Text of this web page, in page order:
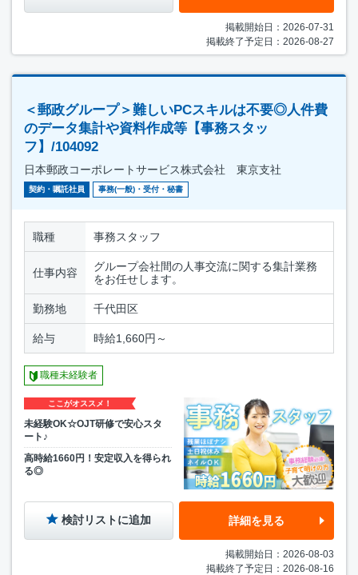
掲載開始日：2026-07-31
掲載終了予定日：2026-08-27
＜郵政グループ＞難しいPCスキルは不要◎人件費
のデータ集計や資料作成等【事務スタッ
フ】/104092
日本郵政コーポレートサービス株式会社 東京支社
契約・嘱託社員 事務(一般)・受付・秘書
職種 事務スタッフ
仕事内容
グループ会社間の人事交流に関する集計業務
をお任せします。
勤務地 千代田区
給与 時給1,660円～
職種未経験者
ここがオススメ！
未経験OK☆OJT研修で安心スタ
ート♪
高時給1660円！安定収入を得られ
る◎
検討リストに追加 詳細を見る
掲載開始日：2026-08-03
掲載終了予定日：2026-08-16